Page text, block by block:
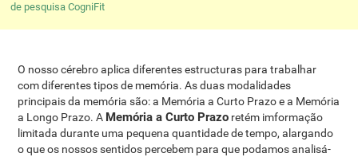
de pesquisa CogniFit
O nosso cérebro aplica diferentes estructuras para trabalhar
com diferentes tipos de memória. As duas modalidades
principais da memória são: a Memória a Curto Prazo e a Memória
a Longo Prazo. A Memória a Curto Prazo retém imformação
limitada durante uma pequena quantidade de tempo, alargando
o que os nossos sentidos percebem para que podamos analisá-